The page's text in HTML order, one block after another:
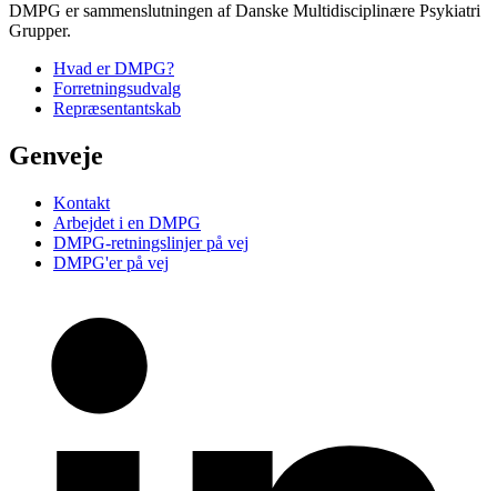
DMPG er sammenslutningen af Danske Multidisciplinære Psykiatri
Grupper.
Hvad er DMPG?
Forretningsudvalg
Repræsentantskab
Genveje
Kontakt
Arbejdet i en DMPG
DMPG-retningslinjer på vej
DMPG'er på vej